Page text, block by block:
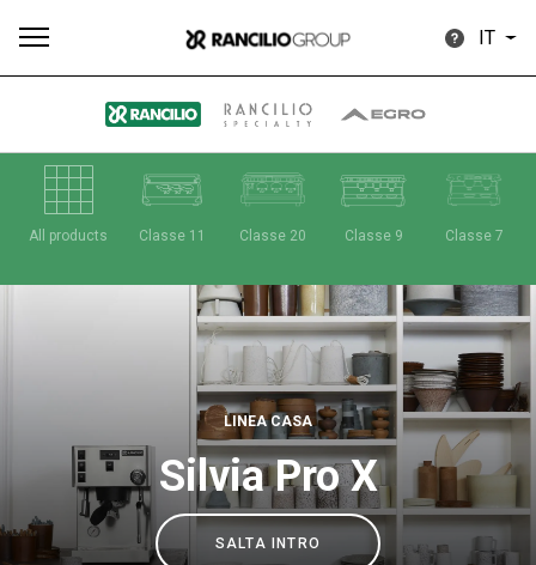
IT
All products Classe 11 Classe 20 Classe 9 Classe 7
LINEA CASA
Silvia Pro X
SALTA INTRO
Tutti Prodotti News Download Altro
Il gruppo